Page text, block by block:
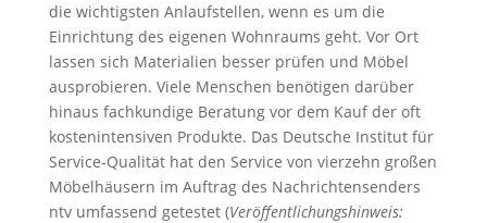
die wichtigsten Anlaufstellen, wenn es um die
Einrichtung des eigenen Wohnraums geht. Vor Ort
lassen sich Materialien besser prüfen und Möbel
ausprobieren. Viele Menschen benötigen darüber
hinaus fachkundige Beratung vor dem Kauf der oft
kostenintensiven Produkte. Das Deutsche Institut für
Service-Qualität hat den Service von vierzehn großen
Möbelhäusern im Auftrag des Nachrichtensenders
ntv umfassend getestet (Veröffentlichungshinweis: